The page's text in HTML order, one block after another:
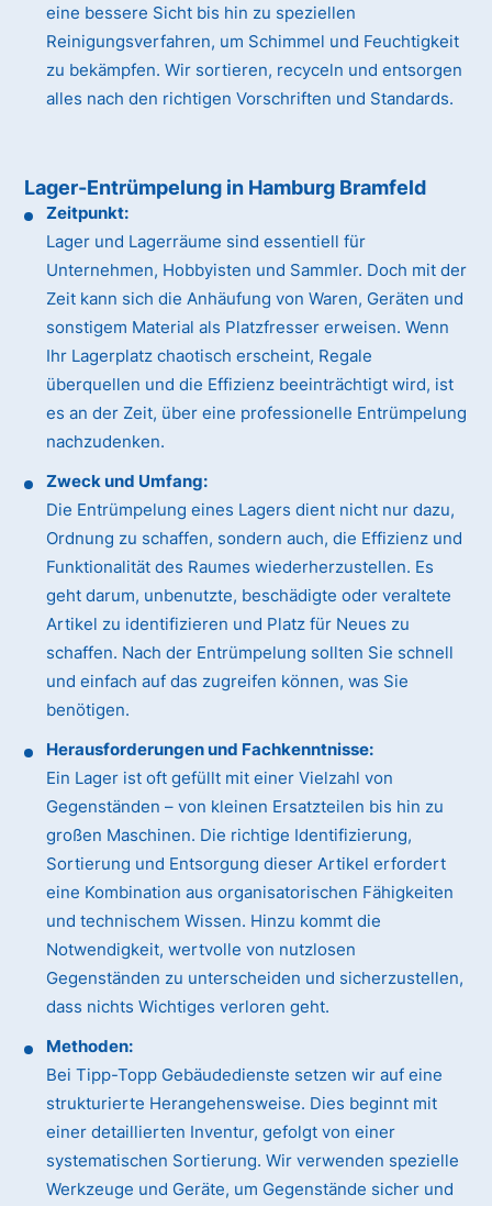
eine bessere Sicht bis hin zu speziellen
Reinigungsverfahren, um Schimmel und Feuchtigkeit
zu bekämpfen. Wir sortieren, recyceln und entsorgen
alles nach den richtigen Vorschriften und Standards.
Lager-Entrümpelung in Hamburg Bramfeld
Zeitpunkt:
Lager und Lagerräume sind essentiell für
Unternehmen, Hobbyisten und Sammler. Doch mit der
Zeit kann sich die Anhäufung von Waren, Geräten und
sonstigem Material als Platzfresser erweisen. Wenn
Ihr Lagerplatz chaotisch erscheint, Regale
überquellen und die Effizienz beeinträchtigt wird, ist
es an der Zeit, über eine professionelle Entrümpelung
nachzudenken.
Zweck und Umfang:
Die Entrümpelung eines Lagers dient nicht nur dazu,
Ordnung zu schaffen, sondern auch, die Effizienz und
Funktionalität des Raumes wiederherzustellen. Es
geht darum, unbenutzte, beschädigte oder veraltete
Artikel zu identifizieren und Platz für Neues zu
schaffen. Nach der Entrümpelung sollten Sie schnell
und einfach auf das zugreifen können, was Sie
benötigen.
Herausforderungen und Fachkenntnisse:
Ein Lager ist oft gefüllt mit einer Vielzahl von
Gegenständen – von kleinen Ersatzteilen bis hin zu
großen Maschinen. Die richtige Identifizierung,
Sortierung und Entsorgung dieser Artikel erfordert
eine Kombination aus organisatorischen Fähigkeiten
und technischem Wissen. Hinzu kommt die
Notwendigkeit, wertvolle von nutzlosen
Gegenständen zu unterscheiden und sicherzustellen,
dass nichts Wichtiges verloren geht.
Methoden:
Bei Tipp-Topp Gebäudedienste setzen wir auf eine
strukturierte Herangehensweise. Dies beginnt mit
einer detaillierten Inventur, gefolgt von einer
systematischen Sortierung. Wir verwenden spezielle
Werkzeuge und Geräte, um Gegenstände sicher und